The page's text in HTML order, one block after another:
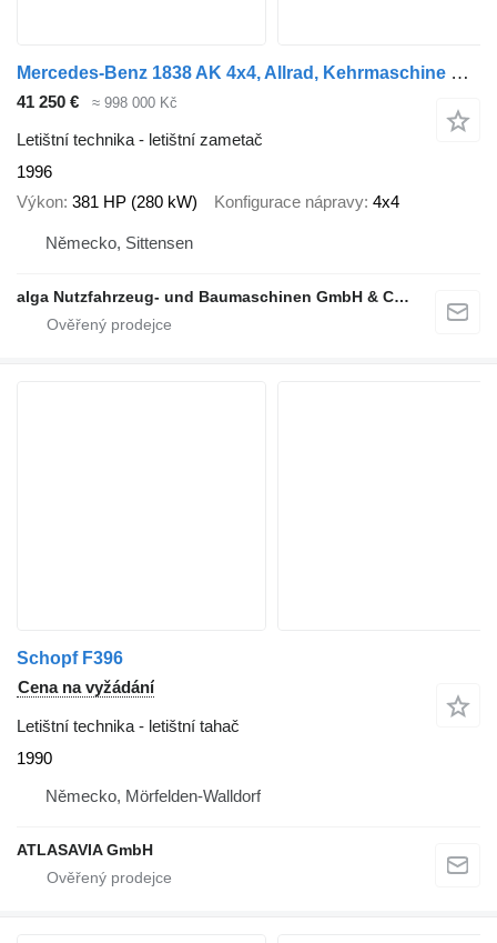
Mercedes-Benz 1838 AK 4x4, Allrad, Kehrmaschine Schmidt
41 250 € ≈ 998 000 Kč
Letištní technika - letištní zametač
1996
Výkon 381 HP (280 kW) Konfigurace nápravy 4x4
Německo, Sittensen
alga Nutzfahrzeug- und Baumaschinen GmbH & Co. KG
Schopf F396
Cena na vyžádání
Letištní technika - letištní tahač
1990
Německo, Mörfelden-Walldorf
ATLASAVIA GmbH